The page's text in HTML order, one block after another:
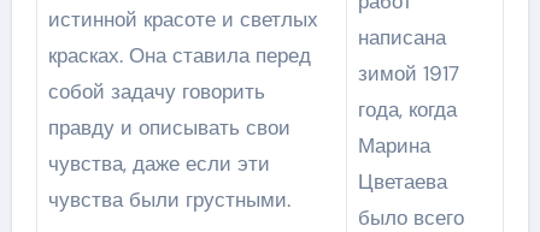
истинной красоте и светлых
красках. Она ставила перед
собой задачу говорить
правду и описывать свои
чувства, даже если эти
чувства были грустными.
написана
зимой 1917
года, когда
Марина
Цветаева
было всего